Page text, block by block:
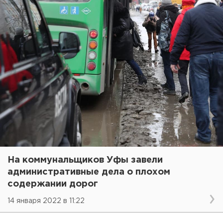
На коммунальщиков Уфы завели
административные дела о плохом
содержании дорог
14 января 2022 в 11:22